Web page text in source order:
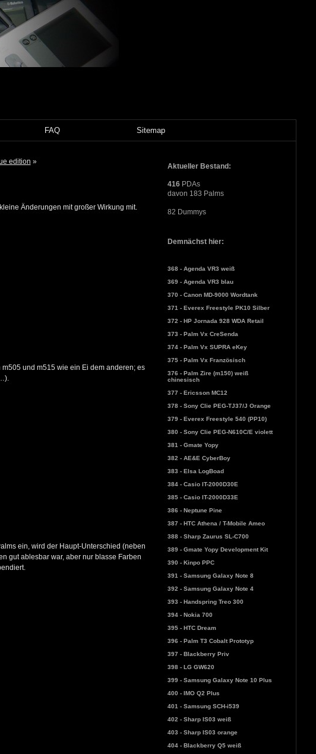
FAQ Sitemap
Aktueller Bestand:
416PDAs
davon 183 Palms
82 Dummys
Demnächst hier:
368 - Agenda VR3 weiß
369 - Agenda VR3 blau
370 - Canon MD-9000 Wordtank
371 - Everex Freestyle PK10 Silber
372 - HP Jornada 928 WDA Retail
373 - Palm Vx CreSenda
374 - Palm Vx SUPRA eKey
375 - Palm Vx Französisch
376 - Palm Zire (m150) weiß
chinesisch
377 - Ericsson MC12
378 - Sony Clie PEG-TJ37/J Orange
379 - Everex Freestyle 540 (PP10)
380 - Sony Clie PEG-N610C/E violett
381 - Gmate Yopy
382 - AE&E CyberBoy
383 - Elsa LogBoad
384 - Casio IT-2000D30E
385 - Casio IT-2000D33E
386 - Neptune Pine
387 - HTC Athena / T-Mobile Ameo
388 - Sharp Zaurus SL-C700
389 - Gmate Yopy Development Kit
390 - Kinpo PPC
391 - Samsung Galaxy Note 8
392 - Samsung Galaxy Note 4
393 - Handspring Treo 300
394 - Nokia 700
395 - HTC Dream
396 - Palm T3 Cobalt Prototyp
397 - Blackberry Priv
398 - LG GW620
399 - Samsung Galaxy Note 10 Plus
400 - IMO Q2 Plus
401 - Samsung SCH-i539
402 - Sharp IS03 weiß
403 - Sharp IS03 orange
404 - Blackberry Q5 weiß
edition »
Änderungen mit großer Wirkung mit.
und m515 wie ein Ei dem anderen; es
ein, wird der Haupt-Unterschied (neben
gut ablesbar war, aber nur blasse Farben